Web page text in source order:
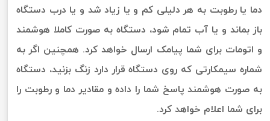
دما یا رطوبت به هر دلیلی کم و یا زیاد شد و یا درب دستگاه
باز بماند و یا آب تمام شود، دستگاه به صورت کاملا هوشمند
و اتومات برای شما پیامک ارسال خواهد کرد. همچنین اگر به
شماره سیمکارتی که روی دستگاه قرار دارد زنگ بزنید، دستگاه
به صورت هوشمند پاسخ شما را داده و مقادیر دما و رطوبت را
برای شما اعلام خواهد کرد.